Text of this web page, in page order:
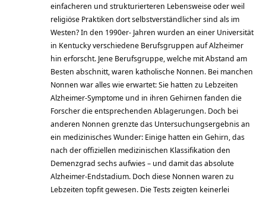
einfacheren und strukturierteren Lebensweise oder weil
religiöse Praktiken dort selbstverständlicher sind als im
Westen? In den 1990er- Jahren wurden an einer Universität
in Kentucky verschiedene Berufsgruppen auf Alzheimer
hin erforscht. Jene Berufsgruppe, welche mit Abstand am
Besten abschnitt, waren katholische Nonnen. Bei manchen
Nonnen war alles wie erwartet: Sie hatten zu Lebzeiten
Alzheimer-Symptome und in ihren Gehirnen fanden die
Forscher die entsprechenden Ablagerungen. Doch bei
anderen Nonnen grenzte das Untersuchungsergebnis an
ein medizinisches Wunder: Einige hatten ein Gehirn, das
nach der offiziellen medizinischen Klassifikation den
Demenzgrad sechs aufwies – und damit das absolute
Alzheimer-Endstadium. Doch diese Nonnen waren zu
Lebzeiten topfit gewesen. Die Tests zeigten keinerlei